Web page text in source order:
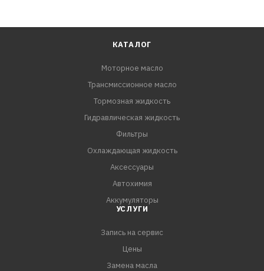
КАТАЛОГ
Моторное масло
Трансмиссионное масло
Тормозная жидкость
Гидравлическая жидкость
Фильтры
Охлаждающая жидкость
Аксессуары
Автохимия
Аккумуляторы
УСЛУГИ
Запись на сервис
Цены
Замена масла